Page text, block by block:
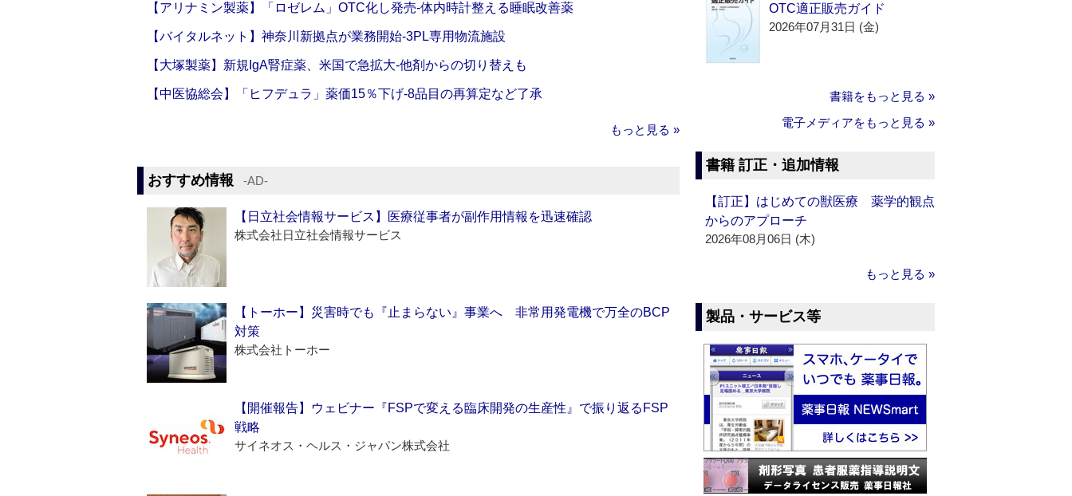
【アリナミン製薬】「ロゼレム」OTC化し発売‐体内時計整える睡眠改善薬
【バイタルネット】神奈川新拠点が業務開始‐3PL専用物流施設
【大塚製薬】新規IgA腎症薬、米国で急拡大‐他剤からの切り替えも
【中医協総会】「ヒフデュラ」薬価15％下げ‐8品目の再算定など了承
もっと見る »
おすすめ情報 ‐AD‐
【日立社会情報サービス】医療従事者が副作用情報を迅速確認
株式会社日立社会情報サービス
【トーホー】災害時でも『止まらない』事業へ 非常用発電機で万全のBCP
対策
株式会社トーホー
【開催報告】ウェビナー『FSPで変える臨床開発の生産性』で振り返るFSP
戦略
サイネオス・ヘルス・ジャパン株式会社
OTC適正販売ガイド
2026年07月31日 (金)
書籍をもっと見る »
電子メディアをもっと見る »
書籍 訂正・追加情報
【訂正】はじめての獣医療 薬学的観点
からのアプローチ
2026年08月06日 (木)
もっと見る »
製品・サービス等